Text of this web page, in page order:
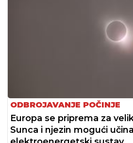
ODBROJAVANJE POČINJE
Europa se priprema za
Sunca i njezin mogući